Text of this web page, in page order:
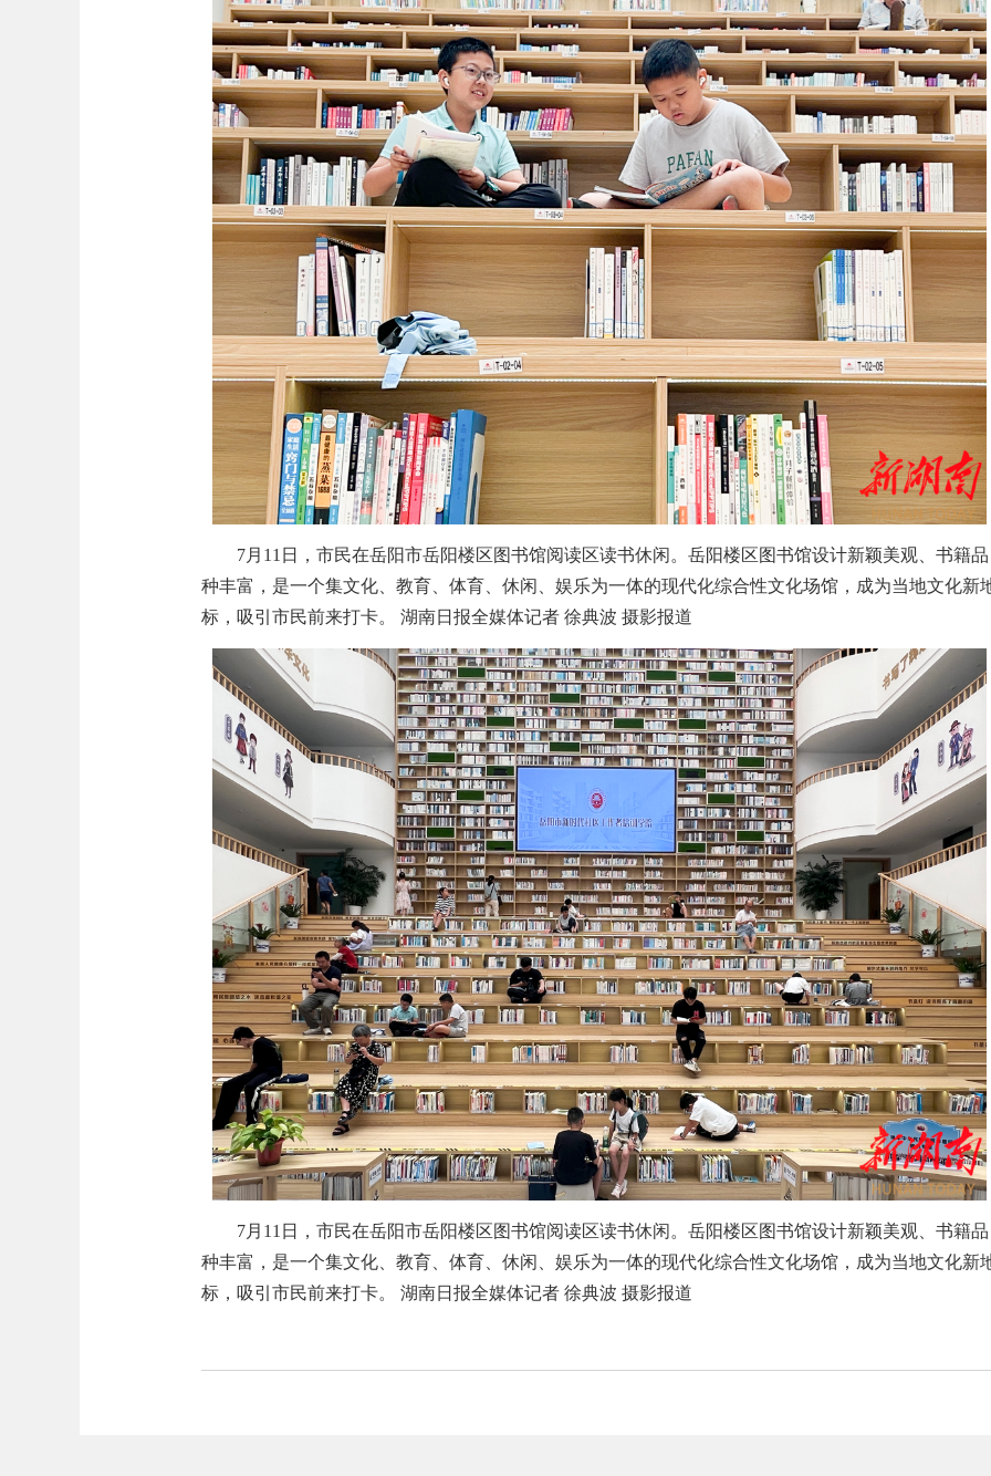
7月11日，市民在岳阳市岳阳楼区图书馆阅读区读书休闲。岳阳楼区图书馆设计新颖美观、书籍品
种丰富，是一个集文化、教育、体育、休闲、娱乐为一体的现代化综合性文化场馆，成为当地文化新
标，吸引市民前来打卡。 湖南日报全媒体记者 徐典波 摄影报道
7月11日，市民在岳阳市岳阳楼区图书馆阅读区读书休闲。岳阳楼区图书馆设计新颖美观、书籍品
种丰富，是一个集文化、教育、体育、休闲、娱乐为一体的现代化综合性文化场馆，成为当地文化新
标，吸引市民前来打卡。 湖南日报全媒体记者 徐典波 摄影报道